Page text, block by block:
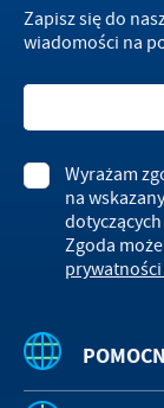
Zapisz się do
wiadomości na
Wyrażam
na
Zgoda